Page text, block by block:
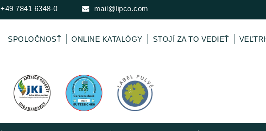
+49 7841 6348-0 mail@lipco.com
SPOLOČNOSŤ ONLINE KATALÓGY STOJÍ ZA TO VEDIEŤ